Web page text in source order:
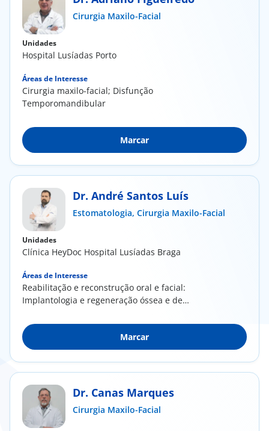
a nós
EN
Cirurgia Maxilo-Facial
Unidades
Hospital Lusíadas Porto
Áreas de Interesse
Cirurgia maxilo-facial; Disfunção
Temporomandibular
Marcar
Dr. André Santos Luís
Estomatologia, Cirurgia Maxilo-Facial
Unidades
Clínica HeyDoc Hospital Lusíadas Braga
Áreas de Interesse
Reabilitação e reconstrução oral e facial:
Implantologia e regeneração óssea e de
Marcar
Dr. Canas Marques
Cirurgia Maxilo-Facial